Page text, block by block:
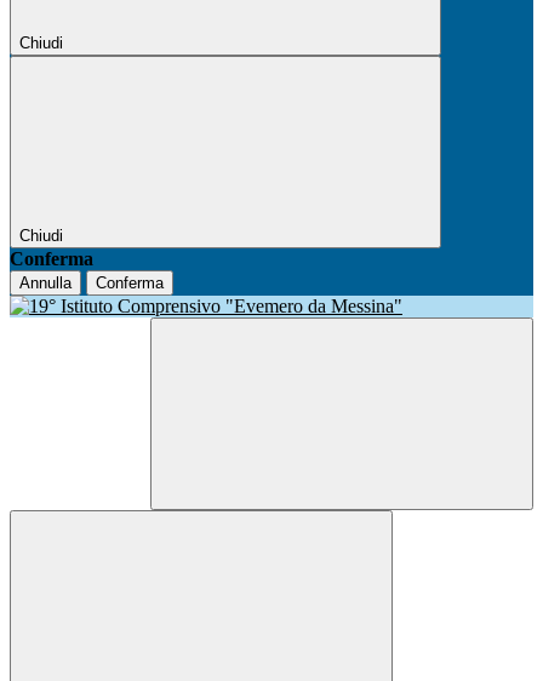
Chiudi
Chiudi
Conferma
Annulla Conferma